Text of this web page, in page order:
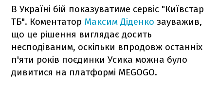
В Україні бій показуватиме сервіс "Київстар
ТБ". Коментатор Максим Діденко зауважив,
що це рішення виглядає досить
несподіваним, оскільки впродовж останніх
п'яти років поєдинки Усика можна було
дивитися на платформі MEGOGO.